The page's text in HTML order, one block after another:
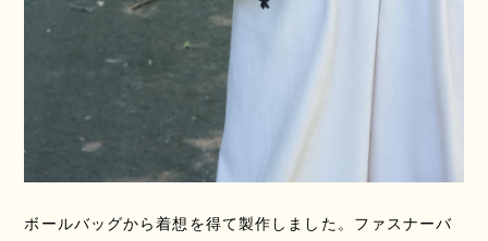
ボールバッグから着想を得て製作しました。ファスナーバ